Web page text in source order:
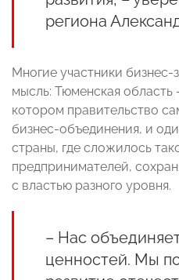
региона
Многие участники
мысль: Тюменская область
котором правительство
бизнес-объединения, и
страны, где сложилось
предпринимателей,
с властью разного уровня.
– Нас
ценностей. Мы